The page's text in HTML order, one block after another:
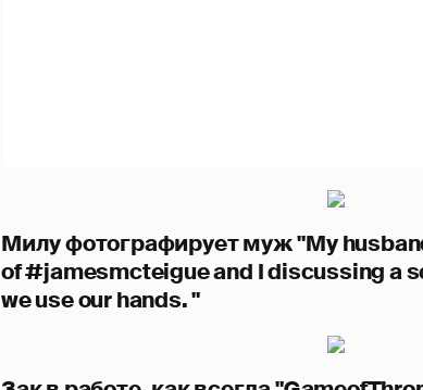
Милу фотографирует муж "My
of #jamesmcteigue and I discussing a
we use our hands. "